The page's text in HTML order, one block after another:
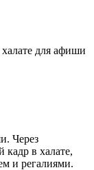
Через
в халате,
и регалиями.